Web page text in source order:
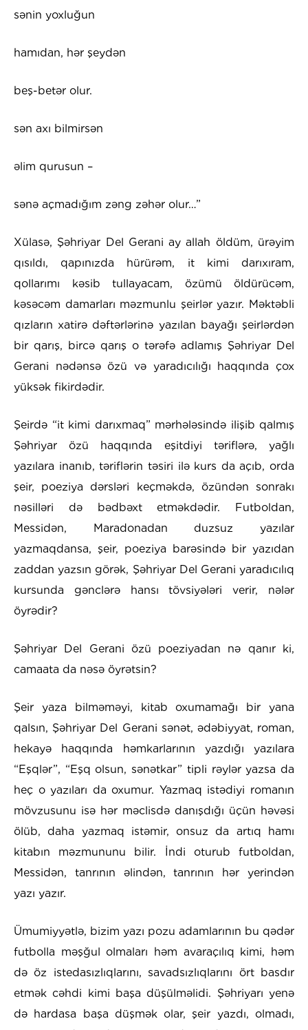
sənin yoxluğun
hamıdan, hər şeydən
beş-betər olur.
sən axı bilmirsən
əlim qurusun –
sənə açmadığım zəng zəhər olur…”
Xülasə, Şəhriyar Del Gerani ay allah öldüm, ürəyim
qısıldı, qapınızda hürürəm, it kimi darıxıram,
qollarımı kəsib tullayacam, özümü öldürücəm,
kəsəcəm damarları məzmunlu şeirlər yazır. Məktəbli
qızların xatirə dəftərlərinə yazılan bayağı şeirlərdən
bir qarış, bircə qarış o tərəfə adlamış Şəhriyar Del
Gerani nədənsə özü və yaradıcılığı haqqında çox
yüksək fikirdədir.
Şeirdə “it kimi darıxmaq” mərhələsində ilişib qalmış
Şəhriyar özü haqqında eşitdiyi təriflərə, yağlı
yazılara inanıb, təriflərin təsiri ilə kurs da açıb, orda
şeir, poeziya dərsləri keçməkdə, özündən sonrakı
nəsilləri də bədbəxt etməkdədir. Futboldan,
Messidən, Maradonadan duzsuz yazılar
yazmaqdansa, şeir, poeziya barəsində bir yazıdan
zaddan yazsın görək, Şəhriyar Del Gerani yaradıcılıq
kursunda gənclərə hansı tövsiyələri verir, nələr
öyrədir?
Şəhriyar Del Gerani özü poeziyadan nə qanır ki,
camaata da nəsə öyrətsin?
Şeir yaza bilməməyi, kitab oxumamağı bir yana
qalsın, Şəhriyar Del Gerani sənət, ədəbiyyat, roman,
hekayə haqqında həmkarlarının yazdığı yazılara
“Eşqlər”, “Eşq olsun, sənətkar” tipli rəylər yazsa da
heç o yazıları da oxumur. Yazmaq istədiyi romanın
mövzusunu isə hər məclisdə danışdığı üçün həvəsi
ölüb, daha yazmaq istəmir, onsuz da artıq hamı
kitabın məzmununu bilir. İndi oturub futboldan,
Messidən, tanrının əlindən, tanrının hər yerindən
yazı yazır.
Ümumiyyətlə, bizim yazı pozu adamlarının bu qədər
futbolla məşğul olmaları həm avaraçılıq kimi, həm
də öz istedasızlıqlarını, savadsızlıqlarını ört basdır
etmək cəhdi kimi başa düşülməlidi. Şəhriyarı yenə
də hardasa başa düşmək olar, şeir yazdı, olmadı,